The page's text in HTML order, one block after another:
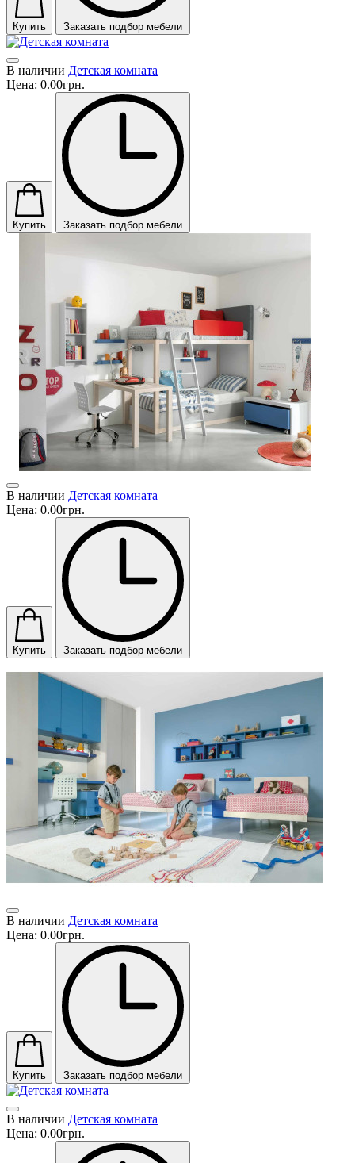
Купить Заказать подбор мебели
В наличии Детская комната
Цена: 0.00грн.
Купить Заказать подбор мебели
В наличии Детская комната
Цена: 0.00грн.
Купить Заказать подбор мебели
В наличии Детская комната
Цена: 0.00грн.
Купить Заказать подбор мебели
В наличии Детская комната
Цена: 0.00грн.